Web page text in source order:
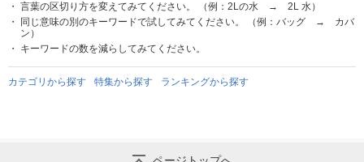
言葉の区切り方を変えてみてください。 （例：2Lの水 → 2L 水）
同じ意味の別のキーワードで試してみてください。 （例：バッグ → カバ
ン）
キーワードの数を減らしてみてください。
カテゴリから探す 特集から探す ランキングから探す